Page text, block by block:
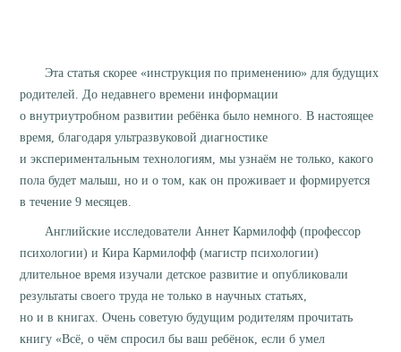
Эта статья скорее «инструкция по применению» для будущих
родителей. До недавнего времени информации
о внутриутробном развитии ребёнка было немного. В настоящее
время, благодаря ультразвуковой диагностике
и экспериментальным технологиям, мы узнаём не только, какого
пола будет малыш, но и о том, как он проживает и формируется
в течение 9 месяцев.
Английские исследователи Аннет Кармилофф (профессор
психологии) и Кира Кармилофф (магистр психологии)
длительное время изучали детское развитие и опубликовали
результаты своего труда не только в научных статьях,
но и в книгах. Очень советую будущим родителям прочитать
книгу «Всё, о чём спросил бы ваш ребёнок, если б умел